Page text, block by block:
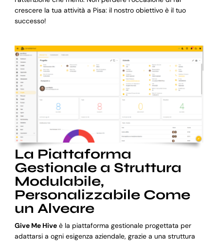
crescere la tua attività a Pisa: il nostro obiettivo è il tuo
successo!
La Piattaforma
Gestionale a Struttura
Modulabile,
Personalizzabile Come
un Alveare
Give Me Hiveè la piattaforma gestionale progettata per
adattarsi a ogni esigenza aziendale, grazie a una struttura